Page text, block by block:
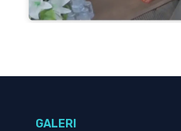
GALERI